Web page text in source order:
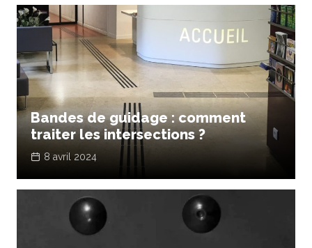
Bandes de guidage : comment
traiter les intersections ?
8 avril 2024